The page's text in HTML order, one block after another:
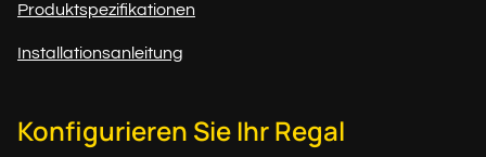
Produktspezifikationen
Installationsanleitung
Konfigurieren Sie Ihr Regal